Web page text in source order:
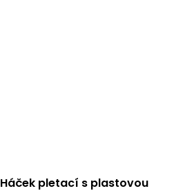
Háček pletací s plastovou